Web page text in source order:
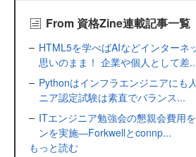
From 資格Zine連載記事一覧
HTML5を学べばAIなどインターネ
思いのまま！ 企業や個人として差
Pythonはインフラエンジニアにも
ニア認定試験は素直でバランス...
ITエンジニア勉強会の懇親会費用
ンを実施―Forkwellとconnp...
もっと読む